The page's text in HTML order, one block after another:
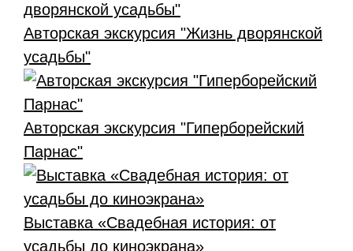
Авторская экскурсия "Жизнь дворянской
усадьбы"
Авторская экскурсия "Гиперборейский
Парнас"
Выставка «Свадебная история: от
усадьбы до киноэкрана»